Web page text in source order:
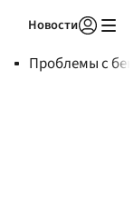
Новости
Проблемы с